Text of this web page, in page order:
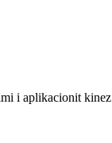
i aplikacionit